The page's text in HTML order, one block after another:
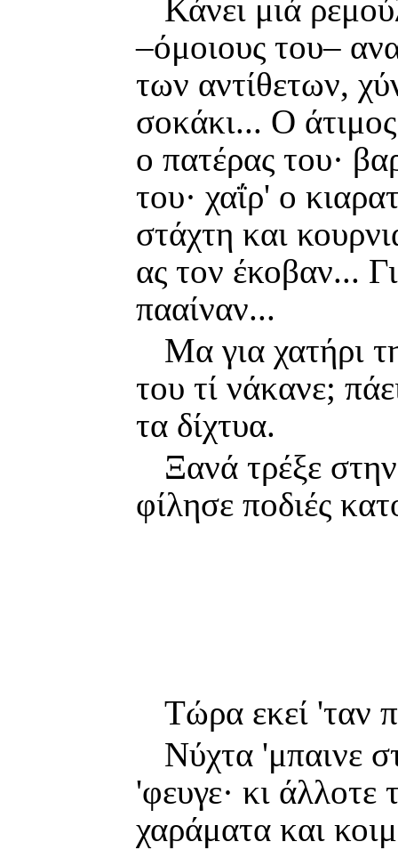
Κάνει μιά
–όμοιους του–
των αντίθετων,
σοκάκι... Ο
ο πατέρας του·
του· χαΐρ' ο
στάχτη και
ας τον έκοβαν...
πααίναν...
Μα για χατήρι
του τί νάκανε;
τα δίχτυα.
Ξανά τρέξε
φίλησε ποδιές
Τώρα εκεί 'ταν
Νύχτα 'μπαινε
'φευγε· κι άλλοτε
χαράματα και